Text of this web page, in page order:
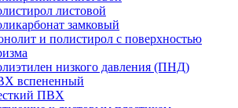
листовой
замковый
и полистирол с поверхностью
низкого давления (ПНД)
вспененный
ПВХ